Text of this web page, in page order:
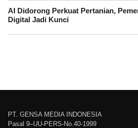
AI Didorong Perkuat Pertanian,
Digital Jadi Kunci
PT. GENSA MEDIA INDONESIA
Pasal 9–UU-PERS-No.40-1999